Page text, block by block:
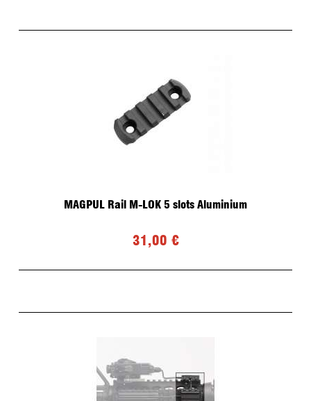
MAGPUL Rail M-LOK 5 slots Aluminium
31,00 €